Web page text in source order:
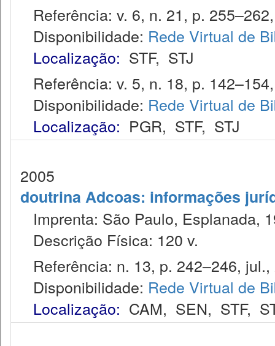
Referência: v. 6, n. 21, p.
Disponibilidade: Rede Virtual de
Localização: STF, STJ
Referência: v. 5, n. 18, p.
Disponibilidade: Rede Virtual de
Localização: PGR, STF, STJ
2005
doutrina Adcoas: informações
Imprenta: São Paulo, Esplanada,
Descrição Física: 120 v.
Referência: n. 13, p. 242–246, jul.,
Disponibilidade: Rede Virtual de
Localização: CAM, SEN, STF,